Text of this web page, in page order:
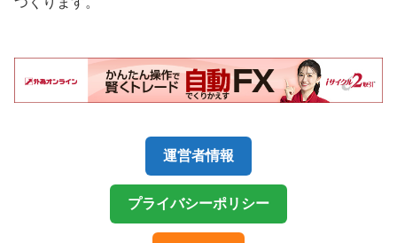
運営者情報
プライバシーポリシー